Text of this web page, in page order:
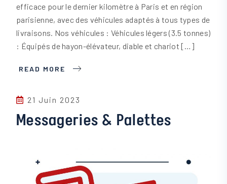
efficace pour le dernier kilomètre à Paris et en région
parisienne, avec des véhicules adaptés à tous types de
livraisons. Nos véhicules : Véhicules légers (3.5 tonnes)
: Équipés de hayon-élévateur, diable et chariot […]
READ MORE
21 Juin 2023
Messageries & Palettes